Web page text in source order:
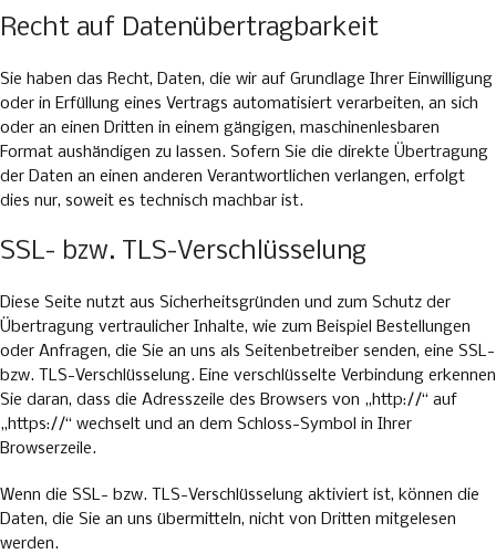
Recht auf Datenübertragbarkeit
Sie haben das Recht, Daten, die wir auf Grundlage Ihrer Einwilligung
oder in Erfüllung eines Vertrags automatisiert verarbeiten, an sich
oder an einen Dritten in einem gängigen, maschinenlesbaren
Format aushändigen zu lassen. Sofern Sie die direkte Übertragung
der Daten an einen anderen Verantwortlichen verlangen, erfolgt
dies nur, soweit es technisch machbar ist.
SSL- bzw. TLS-Verschlüsselung
Diese Seite nutzt aus Sicherheitsgründen und zum Schutz der
Übertragung vertraulicher Inhalte, wie zum Beispiel Bestellungen
oder Anfragen, die Sie an uns als Seitenbetreiber senden, eine SSL-
bzw. TLS-Verschlüsselung. Eine verschlüsselte Verbindung erkennen
Sie daran, dass die Adresszeile des Browsers von „http://“ auf
„https://“ wechselt und an dem Schloss-Symbol in Ihrer
Browserzeile.
Wenn die SSL- bzw. TLS-Verschlüsselung aktiviert ist, können die
Daten, die Sie an uns übermitteln, nicht von Dritten mitgelesen
werden.